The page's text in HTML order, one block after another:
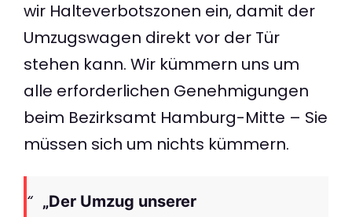
wir Halteverbotszonen ein, damit der
Umzugswagen direkt vor der Tür
stehen kann. Wir kümmern uns um
alle erforderlichen Genehmigungen
beim Bezirksamt Hamburg-Mitte – Sie
müssen sich um nichts kümmern.
„Der Umzug unserer